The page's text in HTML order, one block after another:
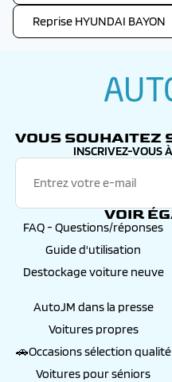
Reprise HYUNDAI BAYON
VOUS SOUHAITEZ
INSCRIVEZ-VOUS
VOIR
FAQ - Questions/réponses
Guide d'utilisation
Destockage voiture neuve
AutoJM dans la presse
Voitures propres
🚗Occasions sélection qualité
Voitures pour séniors